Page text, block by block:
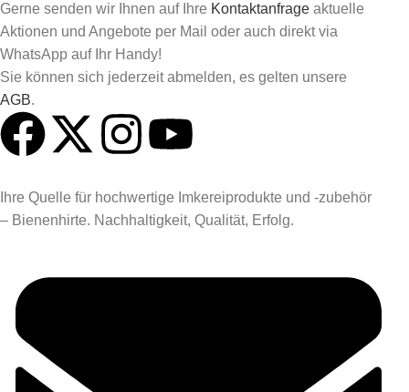
Gerne senden wir Ihnen auf Ihre Kontaktanfrage aktuelle
Aktionen und Angebote per Mail oder auch direkt via
WhatsApp auf Ihr Handy!
Sie können sich jederzeit abmelden, es gelten unsere
AGB.
Ihre Quelle für hochwertige Imkereiprodukte und -zubehör
– Bienenhirte. Nachhaltigkeit, Qualität, Erfolg.